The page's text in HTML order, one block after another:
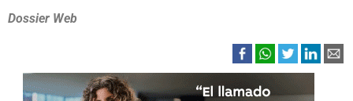
Dossier Web